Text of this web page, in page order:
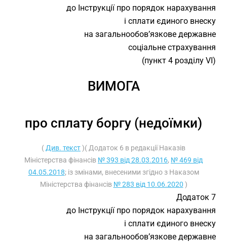
до Інструкції про порядок нарахування
і сплати єдиного внеску
на загальнообов’язкове державне
соціальне страхування
(пункт 4 розділу VI)
ВИМОГА
про сплату боргу (недоїмки)
( Див. текст)( Додаток 6 в редакції Наказів
Міністерства фінансів № 393 від 28.03.2016, № 469 від
04.05.2018; із змінами, внесеними згідно з Наказом
Міністерства фінансів № 283 від 10.06.2020 )
Додаток 7
до Інструкції про порядок нарахування
і сплати єдиного внеску
на загальнообов’язкове державне